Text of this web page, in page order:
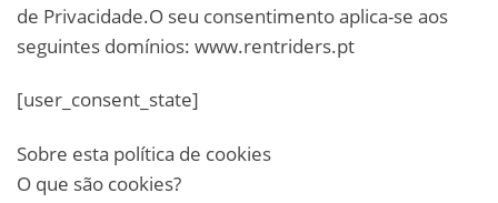
de Privacidade.O seu consentimento aplica-se aos
seguintes domínios: www.rentriders.pt
[user_consent_state]
Sobre esta política de cookies
O que são cookies?